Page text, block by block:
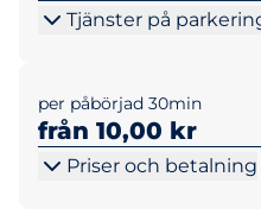
Tjänster på
per påbörjad 30min
från 10,00 kr
Priser och betalning